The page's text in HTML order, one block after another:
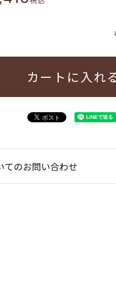
カートに入れ
てのお問い合わせ